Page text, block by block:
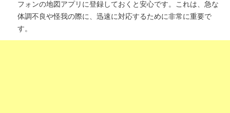
フォンの地図アプリに登録しておくと安心です。これは、急な
体調不良や怪我の際に、迅速に対応するために非常に重要で
す。